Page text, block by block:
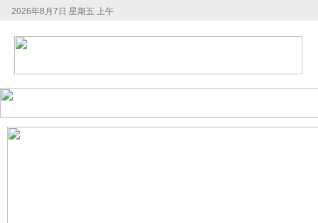
2026年8月7日 星期五 上午